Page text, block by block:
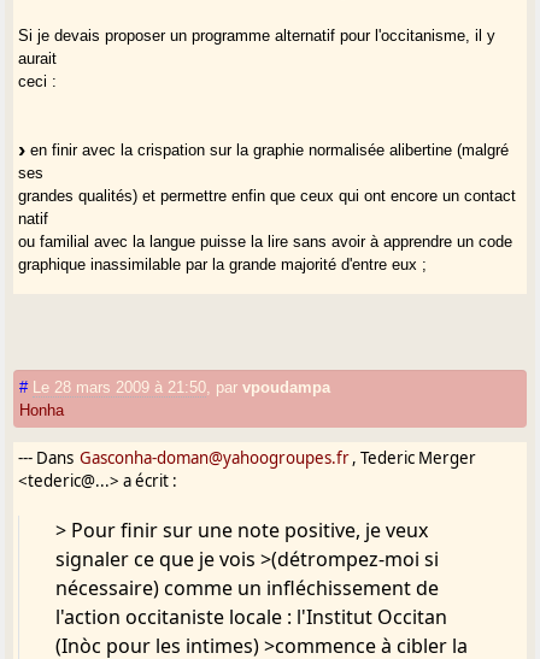
Si je devais proposer un programme alternatif pour l'occitanisme, il y
aurait
ceci :
en finir avec la crispation sur la graphie normalisée alibertine (malgré
ses
grandes qualités) et permettre enfin que ceux qui ont encore un contact
natif
ou familial avec la langue puisse la lire sans avoir à apprendre un code
graphique inassimilable par la grande majorité d'entre eux ;
régions d'Oc (Gascogne, Guyenne, Limousin, Auvergne, Languedoc,
Provence...) et
gère leurs intérêts communs ;
accepter que chacune de ces régions nomme sa variété de langue par
son nom (ex
: le gascon en Gascogne, le provençal en Provence, l'auvergnat en
Auvergne) et arrêter l'usage exclusif de l'étiquette "occitan" qui crée
l'illusion d'une langue unifiée et cache le désir d'en faire émerger une,
# Le 28 mars 2009 à 21:50 parvpoudampa
Honha
--- Dans Gasconha-doman@yahoogroupes.fr, Tederic Merger
<tederic@...> a écrit :
> Pour finir sur une note positive, je veux
signaler ce que je vois >(détrompez-moi si
nécessaire) comme un infléchissement de
l'action occitaniste locale : l'Institut Occitan
(Inòc pour les intimes) >commence à cibler la